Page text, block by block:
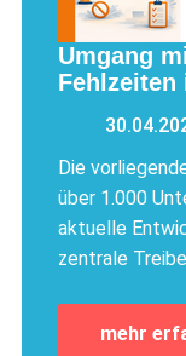
Umgang
Fehlzeiten
Die
über 1.000
aktuelle
zentrale
mehr